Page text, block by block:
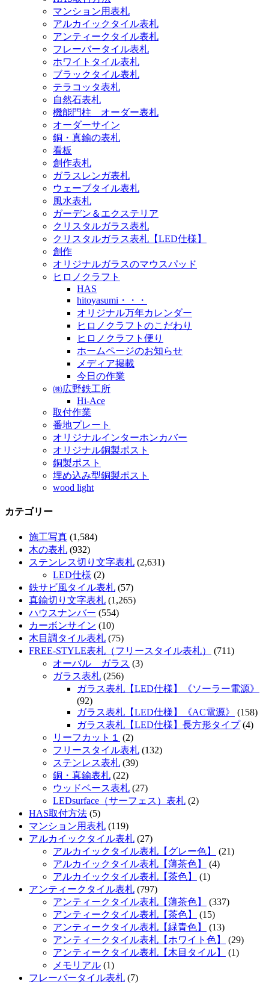
マンション用表札
アルカイックタイル表札
アンティークタイル表札
フレーバータイル表札
ホワイトタイル表札
ブラックタイル表札
テラコッタ表札
自然石表札
機能門柱 オーダー表札
オーダーサイン
銅・真鍮の表札
看板
創作表札
ガラスレンガ表札
ウェーブタイル表札
風水表札
ガーデン＆エクステリア
クリスタルガラス表札
クリスタルガラス表札【LED仕様】
創作
オリジナルガラスのマウスパッド
ヒロノクラフト
HAS
hitoyasumi・・・
オリジナル万年カレンダー
ヒロノクラフトのこだわり
ヒロノクラフト便り
ホームページのお知らせ
メディア掲載
今日の作業
㈱広野鉄工所
Hi-Ace
取付作業
番地プレート
オリジナルインターホンカバー
オリジナル銅製ポスト
銅製ポスト
埋め込み型銅製ポスト
wood light
カテゴリー
施工写真 (1,584)
木の表札 (932)
ステンレス切り文字表札 (2,631)
LED仕様 (2)
鉄サビ風タイル表札 (57)
真鍮切り文字表札 (1,265)
ハウスナンバー (554)
カーボンサイン (10)
木目調タイル表札 (75)
FREE-STYLE表札（フリースタイル表札）
(711)
オーバル ガラス (3)
ガラス表札 (256)
ガラス表札【LED仕様】《ソーラー電源》
(92)
ガラス表札【LED仕様】《AC電源》
(158)
ガラス表札【LED仕様】長方形タイプ(4)
リーフカット１
(2)
フリースタイル表札 (132)
ステンレス表札 (39)
銅・真鍮表札 (22)
ウッドベース表札 (27)
LEDsurface（サーフェス）表札 (2)
HAS取付方法 (5)
マンション用表札 (119)
アルカイックタイル表札 (27)
アルカイックタイル表札【グレー色】
(21)
アルカイックタイル表札【薄茶色】
(4)
アルカイックタイル表札【茶色】
(1)
アンティークタイル表札 (797)
アンティークタイル表札【薄茶色】
(337)
アンティークタイル表札【茶色】
(15)
アンティークタイル表札【緑青色】
(13)
アンティークタイル表札【ホワイト色】
(29)
アンティークタイル表札【木目タイル】
(1)
メモリアル (1)
フレーバータイル表札 (7)